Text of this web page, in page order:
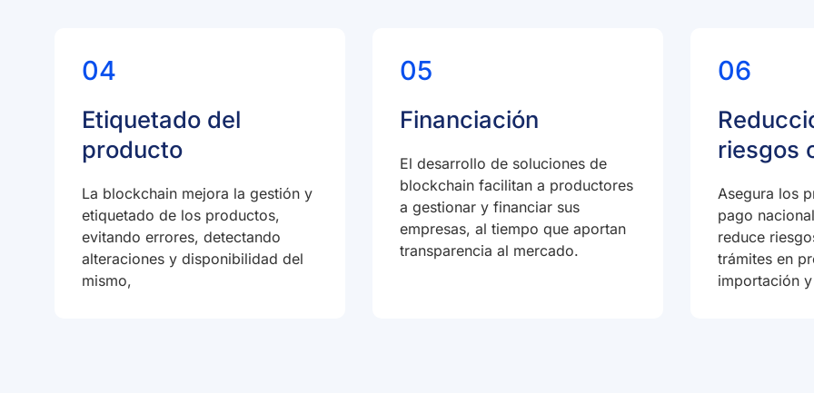
04
Etiquetado del
producto
La blockchain mejora la gestión y
etiquetado de los productos,
evitando errores, detectando
alteraciones y disponibilidad del
mismo,
05
Financiación
El desarrollo de soluciones de
blockchain facilitan a productores
a gestionar y financiar sus
empresas, al tiempo que aportan
transparencia al mercado.
06
riesgos
Asegura los
pago
reduce
trámites en
importación